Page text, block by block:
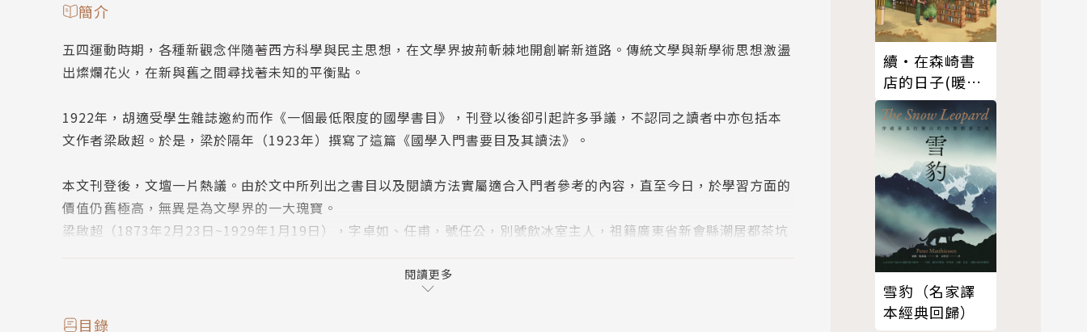
簡介
五四運動時期，各種新觀念伴隨著西方科學與民主思想，在文學界披荊斬棘地開創嶄新道路。傳統文學與新學術思想激盪
出燦爛花火，在新與舊之間尋找著未知的平衡點。
1922年，胡適受學生雜誌邀約而作《一個最低限度的國學書目》，刊登以後卻引起許多爭議，不認同之讀者中亦包括本
文作者梁啟超。於是，梁於隔年（1923年）撰寫了這篇《國學入門書要目及其讀法》。
本文刊登後，文壇一片熱議。由於文中所列出之書目以及閱讀方法實屬適合入門者參考的內容，直至今日，於學習方面的
價值仍舊極高，無異是為文學界的一大瑰寶。
梁啟超（1873年2月23日~1929年1月19日），字卓如、任甫，號任公，別號飲冰室主人，祖籍廣東省新會縣潮居都茶坑
年輕時與其師康有為合力推動戊戌變法，失敗後出逃海外，繼續推動君主立憲制度。梁亦倡導新文化運動，並且支持以青
年學子為主的五四運動。
閱讀更多
目錄
續‧在森崎書
店的日子(暖心
回歸)
雪豹（名家譯
本經典回歸）